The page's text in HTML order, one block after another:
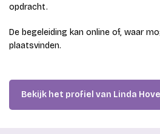
opdracht.
De begeleiding kan online of, waar
plaatsvinden.
Bekijk het profiel van Linda